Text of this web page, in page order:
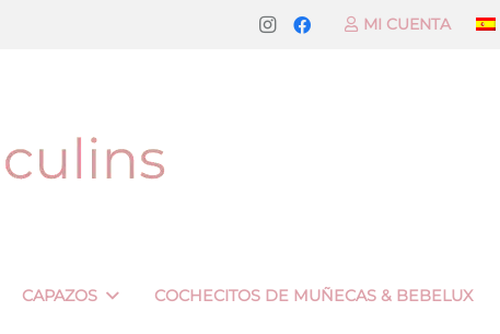
MI CUENTA
CAPAZOS COCHECITOS DE MUÑECAS & BEBELUX